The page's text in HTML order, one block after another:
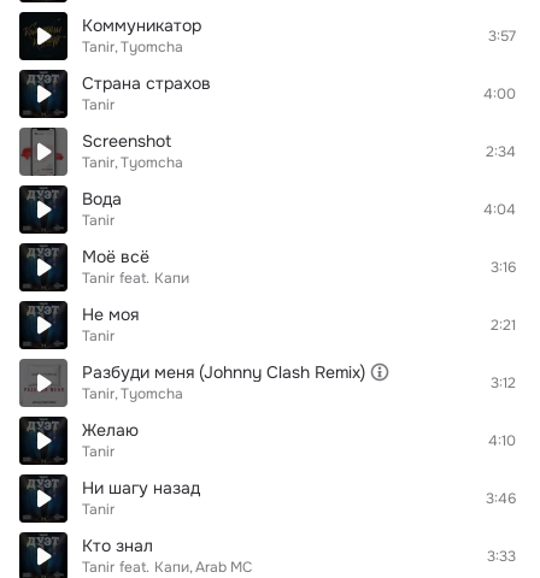
Коммуникатор
Tanir Tyomcha
3:57
Страна страхов
Tanir
4:00
Screenshot
Tanir Tyomcha
2:34
Вода
Tanir
4:04
Моё всё
Tanir feat. Капи
3:16
Не моя
Tanir
2:21
Разбуди меня (Johnny Clash Remix)
Tanir Tyomcha
3:12
Желаю
Tanir
4:10
Ни шагу назад
Tanir
3:46
Кто знал
Tanir feat. Капи Arab MC
3:33